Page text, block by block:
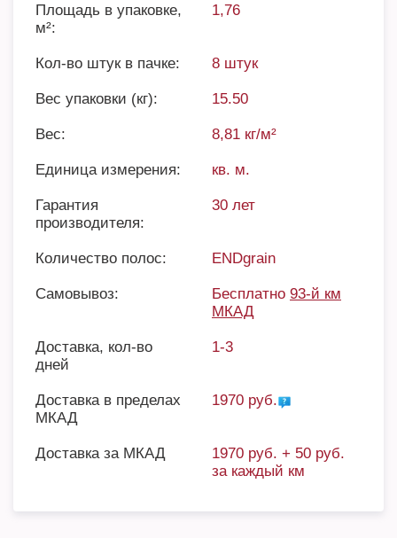
Площадь в упаковке,
м²:
1,76
Кол-во штук в пачке: 8 штук
Вес упаковки (кг): 15.50
Вес: 8,81 кг/м²
Единица измерения: кв. м.
Гарантия
производителя:
30 лет
Количество полос: ENDgrain
Самовывоз: Бесплатно 93-й км
МКАД
Доставка, кол-во
дней
1-3
Доставка в пределах
МКАД
1970 руб.
Доставка за МКАД
1970 руб. + 50 руб.
за каждый км